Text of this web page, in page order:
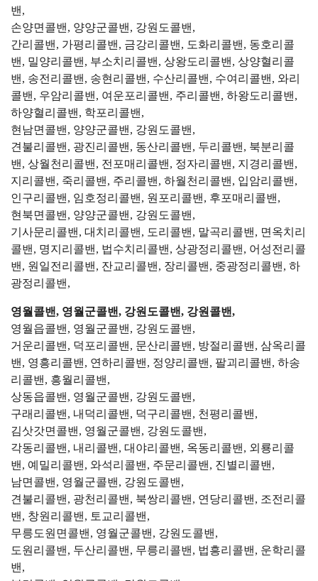
밴,
손양면콜밴, 양양군콜밴, 강원도콜밴,
간리콜밴, 가평리콜밴, 금강리콜밴, 도화리콜밴, 동호리콜
밴, 밀양리콜밴, 부소치리콜밴, 상왕도리콜밴, 상양혈리콜
밴, 송전리콜밴, 송현리콜밴, 수산리콜밴, 수여리콜밴, 와리
콜밴, 우암리콜밴, 여운포리콜밴, 주리콜밴, 하왕도리콜밴,
하양혈리콜밴, 학포리콜밴,
현남면콜밴, 양양군콜밴, 강원도콜밴,
견불리콜밴, 광진리콜밴, 동산리콜밴, 두리콜밴, 북분리콜
밴, 상월천리콜밴, 전포매리콜밴, 정자리콜밴, 지경리콜밴,
지리콜밴, 죽리콜밴, 주리콜밴, 하월천리콜밴, 입암리콜밴,
인구리콜밴, 임호정리콜밴, 원포리콜밴, 후포매리콜밴,
현북면콜밴, 양양군콜밴, 강원도콜밴,
기사문리콜밴, 대치리콜밴, 도리콜밴, 말곡리콜밴, 면옥치리
콜밴, 명지리콜밴, 법수치리콜밴, 상광정리콜밴, 어성전리콜
밴, 원일전리콜밴, 잔교리콜밴, 장리콜밴, 중광정리콜밴, 하
광정리콜밴,
영월콜밴, 영월군콜밴, 강원도콜밴, 강원콜밴,
영월읍콜밴, 영월군콜밴, 강원도콜밴,
거운리콜밴, 덕포리콜밴, 문산리콜밴, 방절리콜밴, 삼옥리콜
밴, 영흥리콜밴, 연하리콜밴, 정양리콜밴, 팔괴리콜밴, 하송
리콜밴, 흥월리콜밴,
상동읍콜밴, 영월군콜밴, 강원도콜밴,
구래리콜밴, 내덕리콜밴, 덕구리콜밴, 천평리콜밴,
김삿갓면콜밴, 영월군콜밴, 강원도콜밴,
각동리콜밴, 내리콜밴, 대야리콜밴, 옥동리콜밴, 외룡리콜
밴, 예밀리콜밴, 와석리콜밴, 주문리콜밴, 진별리콜밴,
남면콜밴, 영월군콜밴, 강원도콜밴,
견불리콜밴, 광천리콜밴, 북쌍리콜밴, 연당리콜밴, 조전리콜
밴, 창원리콜밴, 토교리콜밴,
무릉도원면콜밴, 영월군콜밴, 강원도콜밴,
도원리콜밴, 두산리콜밴, 무릉리콜밴, 법흥리콜밴, 운학리콜
밴,